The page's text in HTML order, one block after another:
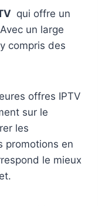
qui offre un
un large
compris des
offres IPTV
sur le
les
promotions en
le mieux